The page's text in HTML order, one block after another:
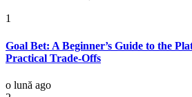
1
Goal Bet: A Beginner’s Guide to the
Practical Trade-Offs
o lună ago